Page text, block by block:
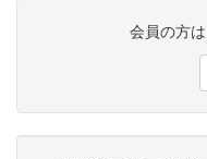
会員の方は